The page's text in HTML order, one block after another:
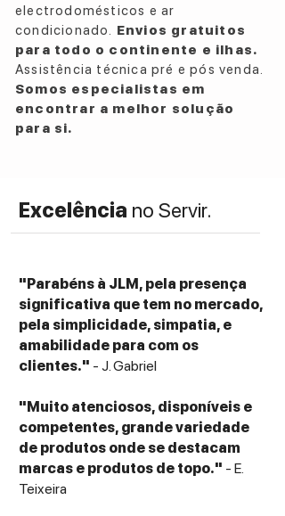
electrodomésticos e ar
condicionado. Envios gratuitos
para todo o continente e ilhas.
Assistência técnica pré e pós venda.
Somos especialistas em
encontrar a melhor solução
para si.
Excelência no Servir.
"Parabéns à JLM, pela presença
significativa que tem no mercado,
pela simplicidade, simpatia, e
amabilidade para com os
clientes." - J. Gabriel
"Muito atenciosos, disponíveis e
competentes, grande variedade
de produtos onde se destacam
marcas e produtos de topo." - E.
Teixeira